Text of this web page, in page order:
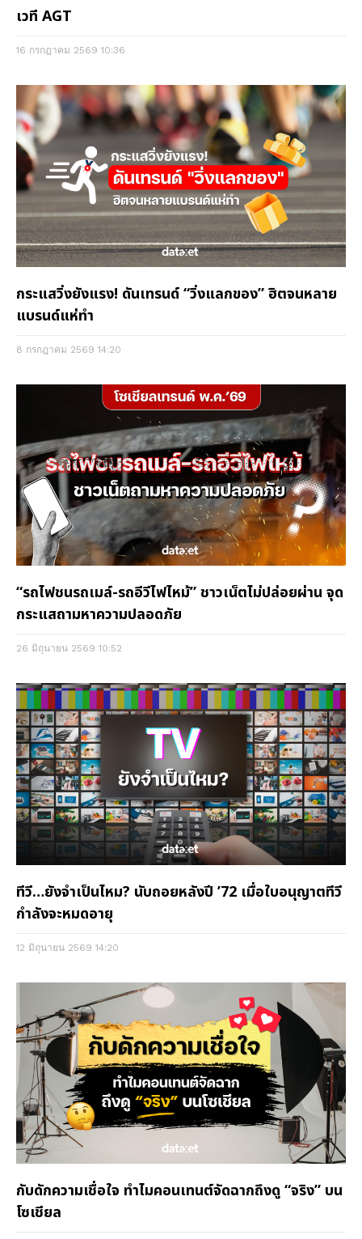
เวที AGT
16 กรกฎาคม 2569 10:36
กระแสวิ่งยังแรง! ดันเทรนด์ “วิ่งแลกของ” ฮิตจนหลาย
แบรนด์แห่ทำ
8 กรกฎาคม 2569 14:20
“รถไฟชนรถเมล์-รถอีวีไฟไหม้” ชาวเน็ตไม่ปล่อยผ่าน จุด
กระแสถามหาความปลอดภัย
26 มิถุนายน 2569 10:52
ทีวี…ยังจำเป็นไหม? นับถอยหลังปี ’72 เมื่อใบอนุญาตทีวี
กำลังจะหมดอายุ
12 มิถุนายน 2569 14:20
กับดักความเชื่อใจ ทำไมคอนเทนต์จัดฉากถึงดู “จริง” บน
โซเชียล